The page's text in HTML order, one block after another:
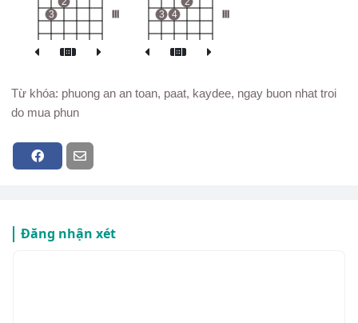
3 3 4
Từ khóa: phuong an an toan, paat, kaydee, ngay buon nhat troi
do mua phun
Đăng nhận xét